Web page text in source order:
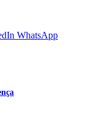
WhatsApp